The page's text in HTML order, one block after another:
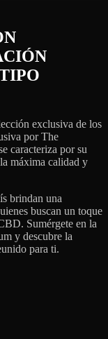
exclusiva de los
por The
caracteriza por su
máxima calidad y
brindan una
buscan un toque
Sumérgete en la
y descubre la
para ti.